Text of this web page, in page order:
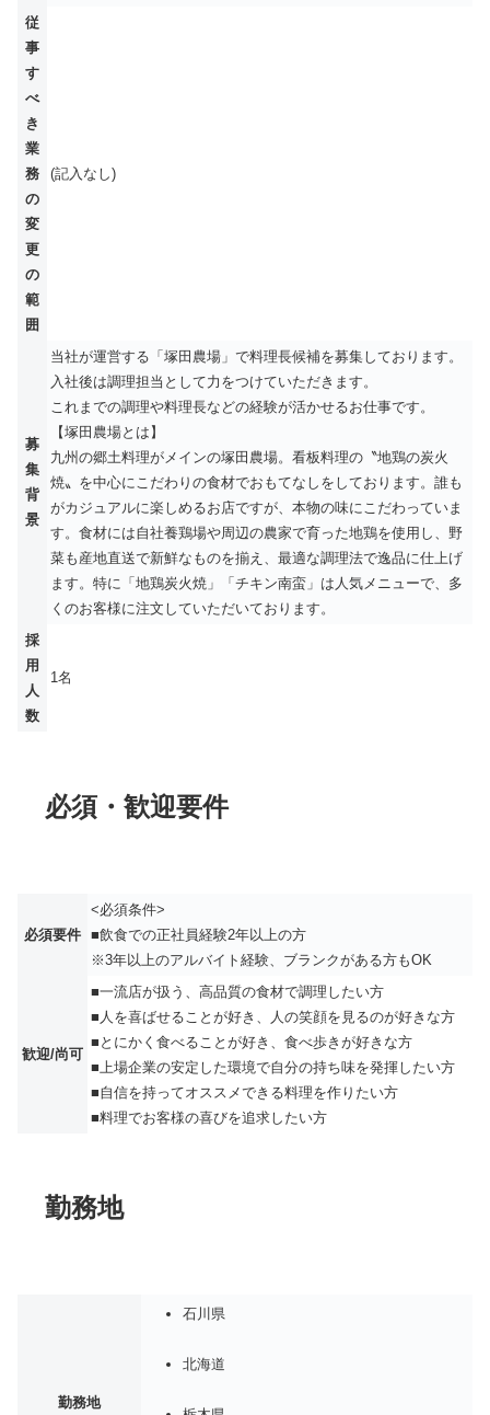
従
事
す
べ
き
業
務
の
変
更
の
範
囲
(記入なし)
募
集
背
景
当社が運営する「塚田農場」で料理長候補を募集しております。
入社後は調理担当として力をつけていただきます。
これまでの調理や料理長などの経験が活かせるお仕事です。
【塚田農場とは】
九州の郷土料理がメインの塚田農場。看板料理の〝地鶏の炭火
焼〟を中心にこだわりの食材でおもてなしをしております。誰も
がカジュアルに楽しめるお店ですが、本物の味にこだわっていま
す。食材には自社養鶏場や周辺の農家で育った地鶏を使用し、野
菜も産地直送で新鮮なものを揃え、最適な調理法で逸品に仕上げ
ます。特に「地鶏炭火焼」「チキン南蛮」は人気メニューで、多
くのお客様に注文していただいております。
採
用
人
数
1名
必須・歓迎要件
必須要件
<必須条件>
■飲食での正社員経験2年以上の方
※3年以上のアルバイト経験、ブランクがある方もOK
歓迎/尚可
■一流店が扱う、高品質の食材で調理したい方
■人を喜ばせることが好き、人の笑顔を見るのが好きな方
■とにかく食べることが好き、食べ歩きが好きな方
■上場企業の安定した環境で自分の持ち味を発揮したい方
■自信を持ってオススメできる料理を作りたい方
■料理でお客様の喜びを追求したい方
勤務地
勤務地
石川県
北海道